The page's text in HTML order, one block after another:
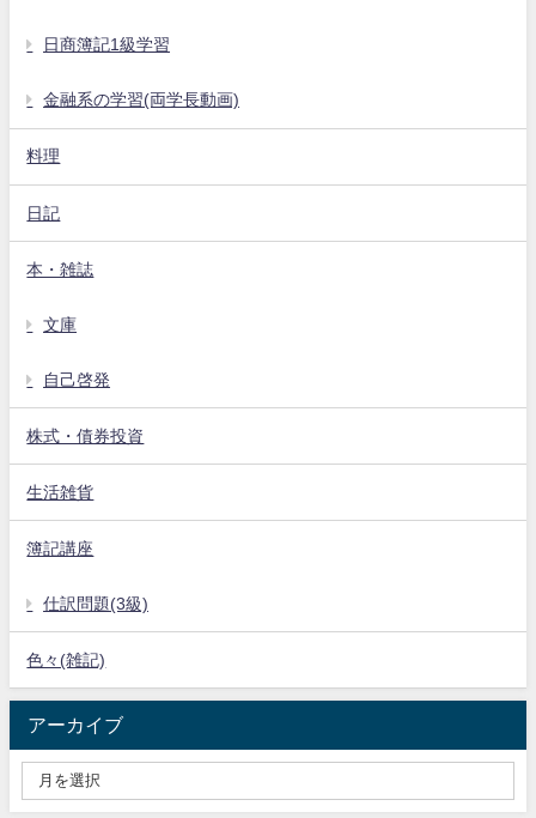
日商簿記1級学習
金融系の学習(両学長動画)
料理
日記
本・雑誌
文庫
自己啓発
株式・債券投資
生活雑貨
簿記講座
仕訳問題(3級)
色々(雑記)
アーカイブ